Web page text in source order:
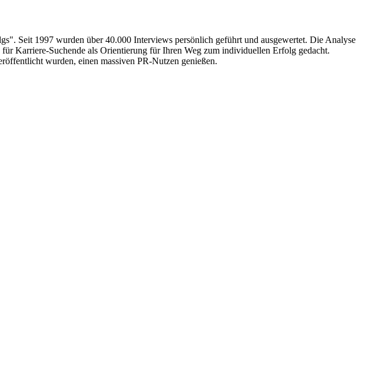
Seit 1997 wurden über 40.000 Interviews persönlich geführt und ausgewertet. Die Analyse
Karriere-Suchende als Orientierung für Ihren Weg zum individuellen Erfolg gedacht.
wurden, einen massiven PR-Nutzen genießen.